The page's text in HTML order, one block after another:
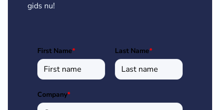
gids nu!
First Name* Last Name*
Company*